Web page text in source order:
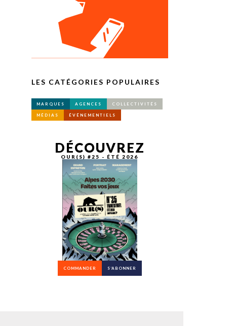
LES CATÉGORIES POPULAIRES
MARQUES AGENCES COLLECTIVITÉS
MÉDIAS ÉVÉNEMENTIELS
DÉCOUVREZ
OUR(S) #25 - ÉTÉ 2026
COMMANDER S’ABONNER